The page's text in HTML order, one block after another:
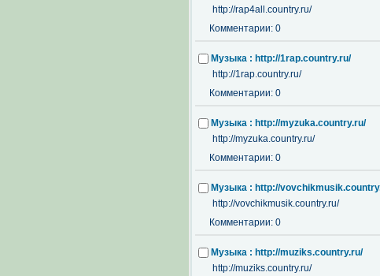
http://rap4all.country.ru/
Комментарии: 0
Музыка : http://1rap.country.ru/
http://1rap.country.ru/
Комментарии: 0
Музыка : http://myzuka.country.ru/
http://myzuka.country.ru/
Комментарии: 0
Музыка : http://
http://vovchikmusik.country.ru/
Комментарии: 0
Музыка : http://muziks.country.ru/
http://muziks.country.ru/